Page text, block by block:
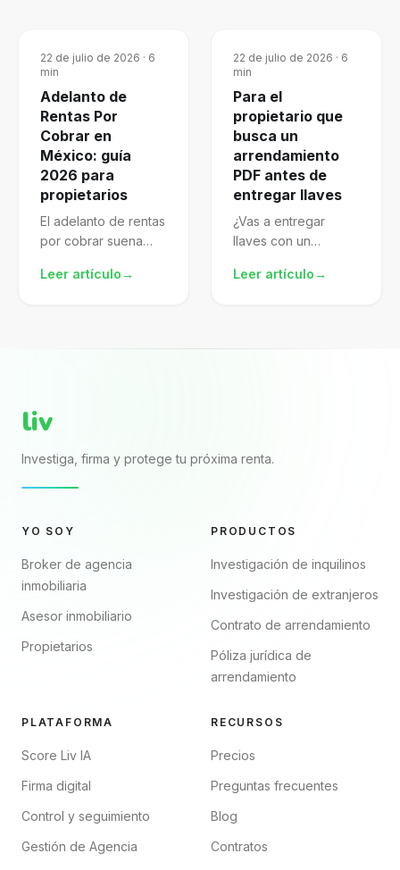
22 de julio de 2026 · 6
min
Adelanto de
Rentas Por
Cobrar en
México: guía
2026 para
propietarios
El adelanto de rentas
por cobrar suena
gestionado te
Leer artículo→
22 de julio de 2026 · 6
min
Para el
propietario que
busca un
arrendamiento
PDF antes de
entregar llaves
¿Vas a entregar
llaves con un
descargado de
Leer artículo→
liv
Investiga, firma y protege tu próxima renta.
YO SOY
Broker de agencia
inmobiliaria
Asesor inmobiliario
Propietarios
PRODUCTOS
Investigación de inquilinos
Investigación de extranjeros
Contrato de arrendamiento
Póliza jurídica de
arrendamiento
PLATAFORMA
Score Liv IA
Firma digital
Control y seguimiento
Gestión de Agencia
RECURSOS
Precios
Preguntas frecuentes
Blog
Contratos